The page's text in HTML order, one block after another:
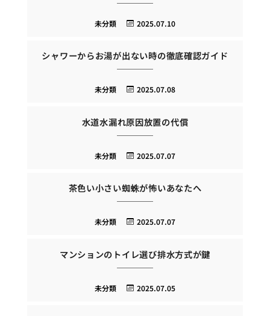
2025.07.10
未分類
シャワーからお湯が出ない時の徹底確認ガイド
2025.07.08
未分類
水道水漏れ原因放置の代償
2025.07.07
未分類
茶色い小さい蜘蛛が怖いあなたへ
2025.07.07
未分類
マンションのトイレ選び排水方式が鍵
2025.07.05
未分類